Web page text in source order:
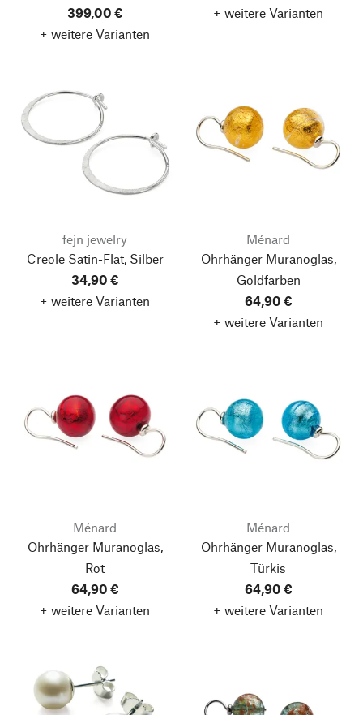
399,00 €
+ weitere Varianten
+ weitere Varianten
fejn jewelry
Creole Satin-Flat, Silber
34,90 €
+ weitere Varianten
Ménard
Ohrhänger Muranoglas,
Goldfarben
64,90 €
+ weitere Varianten
Ménard
Ohrhänger Muranoglas,
Rot
64,90 €
+ weitere Varianten
Ménard
Ohrhänger Muranoglas,
Türkis
64,90 €
+ weitere Varianten